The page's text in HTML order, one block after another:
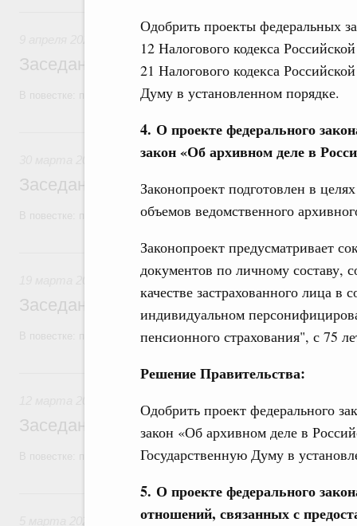
Одобрить проекты федеральных
12 Налогового кодекса
21 Налогового кодекса
Думу в установленном порядке.
4. О проекте федерального
закон «Об архивном деле в
Законопроект подготовлен в
объемов ведомственного
Законопроект предусматривает
документов по личному составу,
качестве застрахованного лица
индивидуальном
пенсионного страхования", с 75
Решение Правительства:
Одобрить проект федерального
закон «Об архивном деле в
Государственную Думу в
5. О проекте федерального
отношений, связанных с
Заседание Правительства (2026 год,
В повестке: проекты федеральных законов.
30 марта, понедельник
Заседание Правительства (2026 год,
В повестке: проекты федеральных законов, бюджетные
19 марта, четверг
Заседание Правительства (2026 год, №9)
В повестке: проекты федеральных законов.
12 марта, четверг
Заседание Правительства (2026 год, №8)
В повестке: проекты федеральных законов, бюджетные
5 марта, четверг